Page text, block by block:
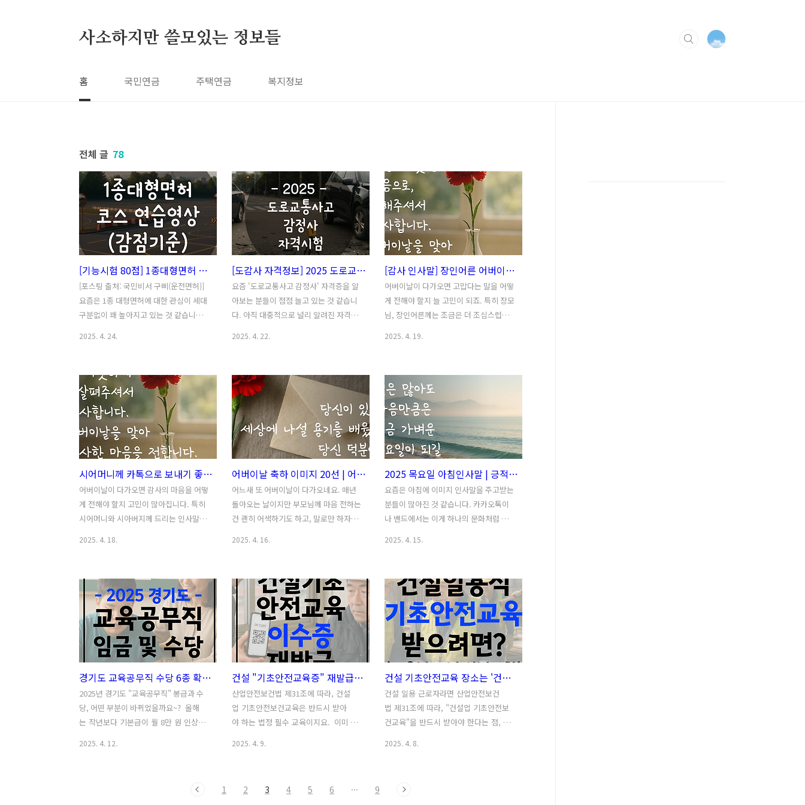
사소하지만 쓸모있는 정보들
홈 국민연금 주택연금 복지정보
전체 글 78
[기능시험 80점] 1종대형면허 코스 5점 감점기준은? 대형면허 코스 동영상
[포스팅 출처: 국민비서 구삐(운전면허)]
요즘은 1종 대형면허에 대한 관심이 세대
구분없이 꽤 높아지고 있는 것 같습니다.
물류회사 등에서는 대형차를 운전할 수
있는 사람을 우대하는 경우가 많죠. 응시
자격도 만19세 이상이면서, 1종 또는 2종
보통면허를 취득한 지 "1년 이상"이라면
가능한 만큼 비교적 간단한데요. 또한 교
통안전교육이나 학과시험, 도로주행 없이
단 2가지만 통과하면 면허를 발급받을 수
있습니다. 그 2가지는 바로 신체검사와 기
능시험인데요. 사실상 "기능시험"이 최종
관문이라고 봐도 과언이 아니지요. 대형
면허 기능시험은 코스가 무려 10개가 넘
2025. 4. 24.
[도감사 자격정보] 2025 도로교통사고 감정사 "기출문제" | 프리랜서 연봉 6천?
요즘 '도로교통사고 감정사' 자격증을 알
아보는 분들이 점점 늘고 있는 것 같습니
다. 아직 대중적으로 널리 알려진 자격은
학적으로 조사하고 분석해 공정한 판단을
내리는 전문가인데요. 보험사, 법원, 경찰
등 다양한 분야에서 수요가 꾸준히 늘고
있고, 특히 자율주행차 등장으로 전문 감
정 역량의 중요성이 더욱 커지는 추세입
니다. 경력을 쌓거나 프리랜서로 활동할
경우 연봉이 6천만 원 이상도 가능한 분야
라, 교통사고 조사에 관심 있는 분들이라
면 한 번쯤 눈여겨볼 만한데요. 그런데 생
각보다 도로교통사고 감정사 자격정보를
어디서 확인해야 하는지, 많이들 헷갈려
큐..
2025. 4. 22.
[감사 인사말] 장인어른 어버이날 문구 이미지 카드 10종 | 부담 없이 전할 수 있는 짧은 인사말
어버이날이 다가오면 고맙다는 말을 어떻
게 전해야 할지 늘 고민이 되죠. 특히 장모
님, 장인어른께는 조금은 더 조심스럽고,
이미지에 담아 준비해봤습니다. 제가 직
접 만든 "장모님·장인어른 어버이날 문구
10선"입니다. 이미지는 저장하시면 스마
트폰 갤러리에 자동으로 들어가니까, 카
카오톡이나 문자로 간단하게 전해시기 바
랍니다.오늘만큼은 그동안 말로 다 하지
못했던 마음, 조심스럽게나마 짧은 글귀
한 줄로 전해보는 날이 되시길 바랍니다!
장모님•장인어른 어버이날 글귀 10선 1.
항상 따뜻한 마음으로 대해주셔서 감사합
니다. 어버이날을 맞아 진심을 전합니다.
2025. 4. 19.
시어머니께 카톡으로 보내기 좋은 "어버이날" 감사 문구 10가지 (꽃 사진 + 담백한 한마디)
어버이날이 다가오면 감사의 마음을 어떻
게 전해야 할지 고민이 많아집니다. 특히
시어머니와 시아버지께 드리는 인사말은
다고 또 너무 딱딱하지도 않게’ 적당한 표
현을 찾는 게 쉽지만은 않죠. 그래서 이번
에는 직접 만든 카톡보내기 좋은 "시댁 어
버이날 사진 10종"을 준비해보았습니다.
너무 과하지 않으면서도, 담백하게 감사
를 전하고 싶은 마음을 담아 구성했는데
요. 스마트폰으로 이미지 파일을 저장하
면 자동으로 갤러리에 들어가니, 카톡이
나 문자 등 편한 방식으로 따뜻한 마음을
전해보시기 바랍니다~! 카톡 보내기 좋은
'시댁 어버이날' 사진 1. 늘 따뜻하게 보살
2025. 4. 18.
어버이날 축하 이미지 20선 | 어버이날 꽃 이미지와 문구! (카톡으로 보내기 좋은)
어느새 또 어버이날이 다가오네요. 매년
돌아오는 날이지만 부모님께 마음 전하는
건 괜히 어색하기도 하고, 말로만 하자니
다 부모님 세대는 글보다 이미지가 더 눈
에 잘 들어오잖아요. 저 같은 경우 어버이
날마다 이미지를 만들어서 카톡으로 한
장 보내드리곤 하는데, 갤러리에 저장까
지 해두시고 “우리 애가 이런 것도 보내줬
어~” 하시면서 은근 자랑도 하시더라구
요. 이번에도 그런 마음 담아서 "어버이날
축하 이미지 20선" 준비해봤는데요. 누구
나 편하게 쓸 수 있도록 만들었으니, 저장
해서 카톡이나 문자로 마음을 전해보세
요. 크게 뭘 하지 않아도, 작은 행동 하나
2025. 4. 16.
2025 목요일 아침인사말 | 긍적적•희망적 아침 인사말 10가지!
요즘은 아침에 이미지 인사말을 주고받는
분들이 많아진 것 같습니다. 카카오톡이
나 밴드에서는 이게 하나의 문화처럼 자
보는 사람도 부담 없이 받아들일 수 있는
듯 합니다. 그래서 오늘은 누구에게나 부
담 없이 건넬 수 있는, "목요일" 예쁜 아침
인사말 이미지 10가지를 준비했는데요.
짧고 따뜻한 문구를 담은 이미지로 구성
했어요. 저장하시면 핸드폰 갤러리에 자
동 저장되니, 카카오톡, 문자, 밴드 등에
서 간편하게 공유하실 수 있습니다. 아침
을 조금 더 희망차게 시작하고 싶을 때, 소
중한 분께 마음을 전하고 싶을 때, 이미지
인사말을 활용해보세요~매일이 조금 더
2025. 4. 15.
경기도 교육공무직 수당 6종 확인하세요 | 2025 가족수당, 명절휴가비, 상여금
2025년 경기도 "교육공무직" 봉급과 수
당, 어떤 부분이 바뀌었을까요~? 올해
는 작년보다 기본급이 월 8만 원 인상되
만, 현장에서 근무하시는 분들께 가장 중
2025. 4. 12.
건설 "기초안전교육증" 재발급받으려면? 온라인 VS 지역본부 찾기!
산업안전보건법 제31조에 따라, 건설
업 기초안전보건교육은 반드시 받아
야 하는 법정 필수 교육이지요. 이미 많
셨나요? 다만, 현장 출입 시 이수증 제시
2025. 4. 9.
건설 기초안전교육 장소는 '건설기초안전교육 포털'에서 확인하세요 (+교육대상)
건설 일용 근로자라면 산업안전보건
법 제31조에 따라, "건설업 기초안전보
건교육"을 반드시 받아야 한다는 점, 알
전보건교육 없이 근로자가 현장에 투입
2025. 4. 8.
1 2 3 4 5 6 ··· 9